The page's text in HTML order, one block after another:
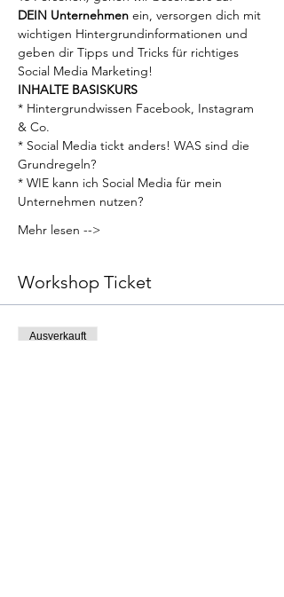
DEIN Unternehmen ein, versorgen dich mit
wichtigen Hintergrundinformationen und
geben dir Tipps und Tricks für richtiges
Social Media Marketing!
INHALTE BASISKURS
* Hintergrundwissen Facebook, Instagram
& Co.
* Social Media tickt anders! WAS sind die
Grundregeln?
* WIE kann ich Social Media für mein
Unternehmen nutzen?
Mehr lesen -->
Workshop Ticket
Ausverkauft